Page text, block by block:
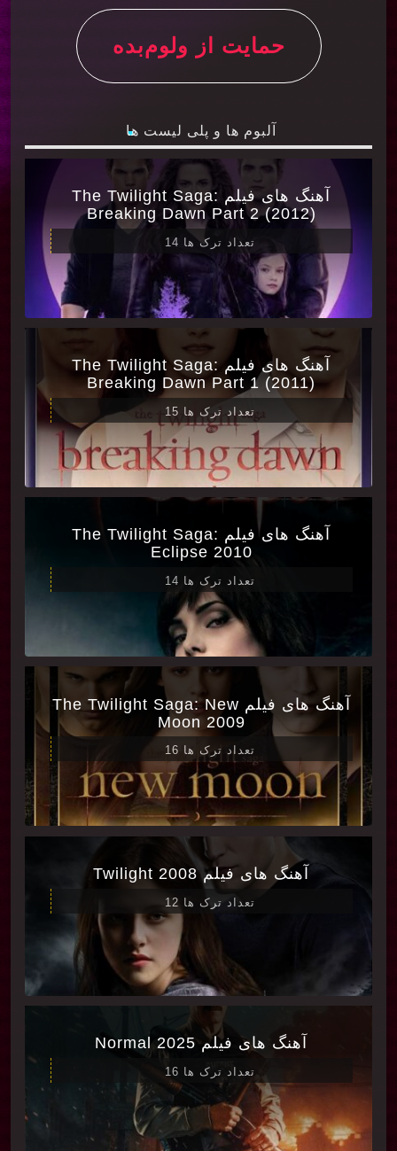
حمایت از ولوم‌بده
آلبوم ها و پلی لیست ها
آهنگ های فیلم The Twilight Saga:
Breaking Dawn Part 2 (2012)
تعداد ترک ها 14
آهنگ های فیلم The Twilight Saga:
Breaking Dawn Part 1 (2011)
تعداد ترک ها 15
آهنگ های فیلم The Twilight Saga:
Eclipse 2010
تعداد ترک ها 14
آهنگ های فیلم The Twilight Saga: New
Moon 2009
تعداد ترک ها 16
آهنگ های فیلم Twilight 2008
تعداد ترک ها 12
آهنگ های فیلم Normal 2025
تعداد ترک ها 16